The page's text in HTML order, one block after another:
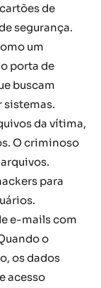
de
segurança.
um
porta de
buscam
sistemas.
da vítima,
O criminoso
para
e-mails com
o
os dados
acesso